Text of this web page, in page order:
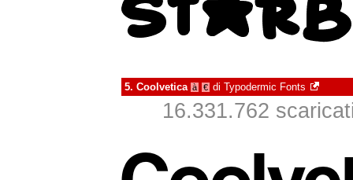
5. Coolvetica à € di Typodermic Fonts
16.331.762